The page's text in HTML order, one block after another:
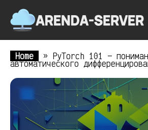
Home » PyTorch 101 —
автоматического